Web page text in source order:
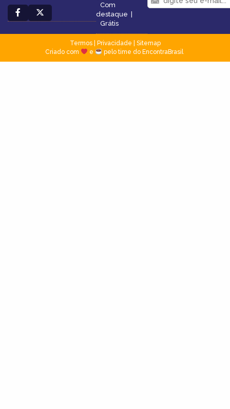
Com
destaque |
Grátis
Termos| Privacidade
Sitemap
Criado com
e pelo time do EncontraBrasil